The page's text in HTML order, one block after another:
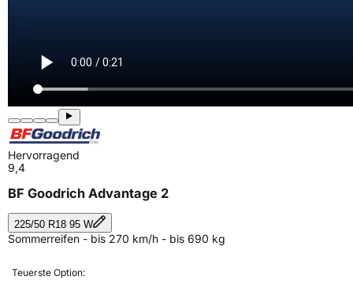
Hervorragend
9,4
BF Goodrich Advantage 2
225/50 R18 95 W
Sommerreifen - bis 270 km/h - bis 690 kg
Teuerste Option: